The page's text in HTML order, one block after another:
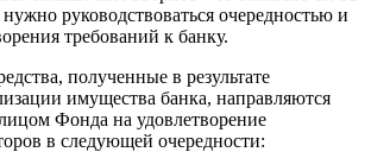
руководствоваться очередностью и
требований к банку.
полученные в результате
имущества банка, направляются
Фонда на удовлетворение
в следующей очередности: